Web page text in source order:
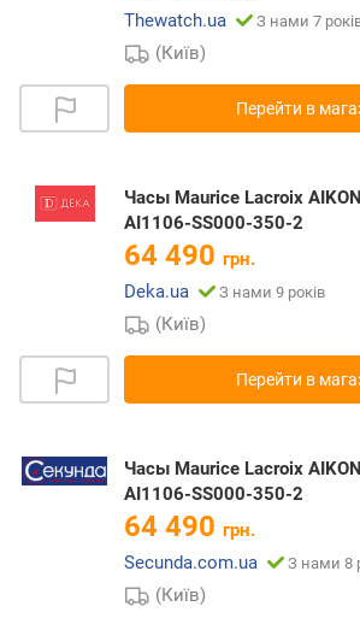
Thewatch.ua
З нами 7
(Київ)
Перейти в
Часы Maurice Lacroix
AI1106-SS000-350-2
64 490 грн.
Deka.ua
З нами 9 років
(Київ)
Перейти в
Часы Maurice Lacroix
AI1106-SS000-350-2
64 490 грн.
Secunda.com.ua
З нами 8
(Київ)